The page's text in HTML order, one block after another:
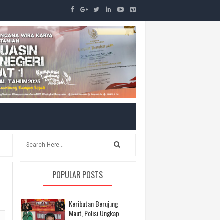
POPULAR POSTS
Keributan Berujung
Maut, Polisi Ungkap